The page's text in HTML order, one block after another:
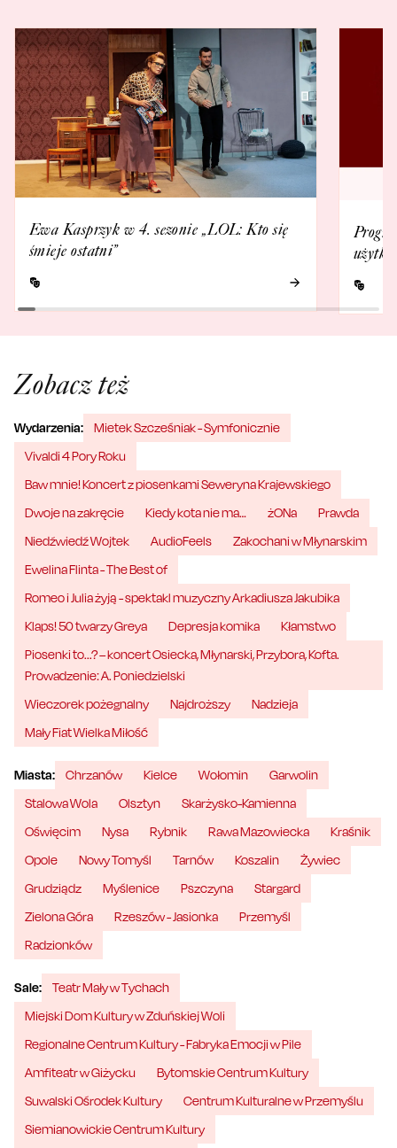
Ewa Kasprzyk w 4. sezonie „LOL: Kto się
śmieje ostatni”
Zobacz też
Wydarzenia:
Mietek Szcześniak - Symfonicznie
Vivaldi 4 Pory Roku
Baw mnie! Koncert z piosenkami Seweryna Krajewskiego
Dwoje na zakręcie
Kiedy kota nie ma… żONa
Prawda
Niedźwiedź Wojtek
AudioFeels
Zakochani w Młynarskim
Ewelina Flinta - The Best of
Romeo i Julia żyją - spektakl muzyczny Arkadiusza Jakubika
Klaps! 50 twarzy Greya
Depresja komika
Kłamstwo
Piosenki to...? – koncert Osiecka, Młynarski, Przybora, Kofta.
Prowadzenie: A. Poniedzielski
Wieczorek pożegnalny
Najdroższy
Nadzieja
Mały Fiat Wielka Miłość
Miasta: Chrzanów Kielce Wołomin
Garwolin
Stalowa Wola
Olsztyn
Skarżysko-Kamienna
Oświęcim
Nysa Rybnik Rawa Mazowiecka
Kraśnik
Opole
Nowy Tomyśl Tarnów Koszalin
Żywiec
Grudziądz
Myślenice Pszczyna
Stargard
Zielona Góra
Rzeszów - Jasionka
Przemyśl
Radzionków
Sale:
Teatr Mały w Tychach
Miejski Dom Kultury w Zduńskiej Woli
Regionalne Centrum Kultury - Fabryka Emocji w Pile
Amfiteatr w Giżycku
Bytomskie Centrum Kultury
Suwalski Ośrodek Kultury
Centrum Kulturalne w Przemyślu
Siemianowickie Centrum Kultury